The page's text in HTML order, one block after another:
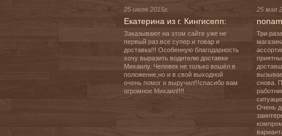
25 июля 2015г.
Екатерина из г. Кингисепп:
Заказывают на этом сайте уже не
первый раз.все супер.и товар и
доставка!!! Особенную благодарность
хочу выразить водителю доставки
Михаилу. Человек не только вошёл в
положение,но и в свой выходной
очень помог и выручил!!!спасибо вам
огромное Михаил!!!!
25 мая
Три
снова.
Очень